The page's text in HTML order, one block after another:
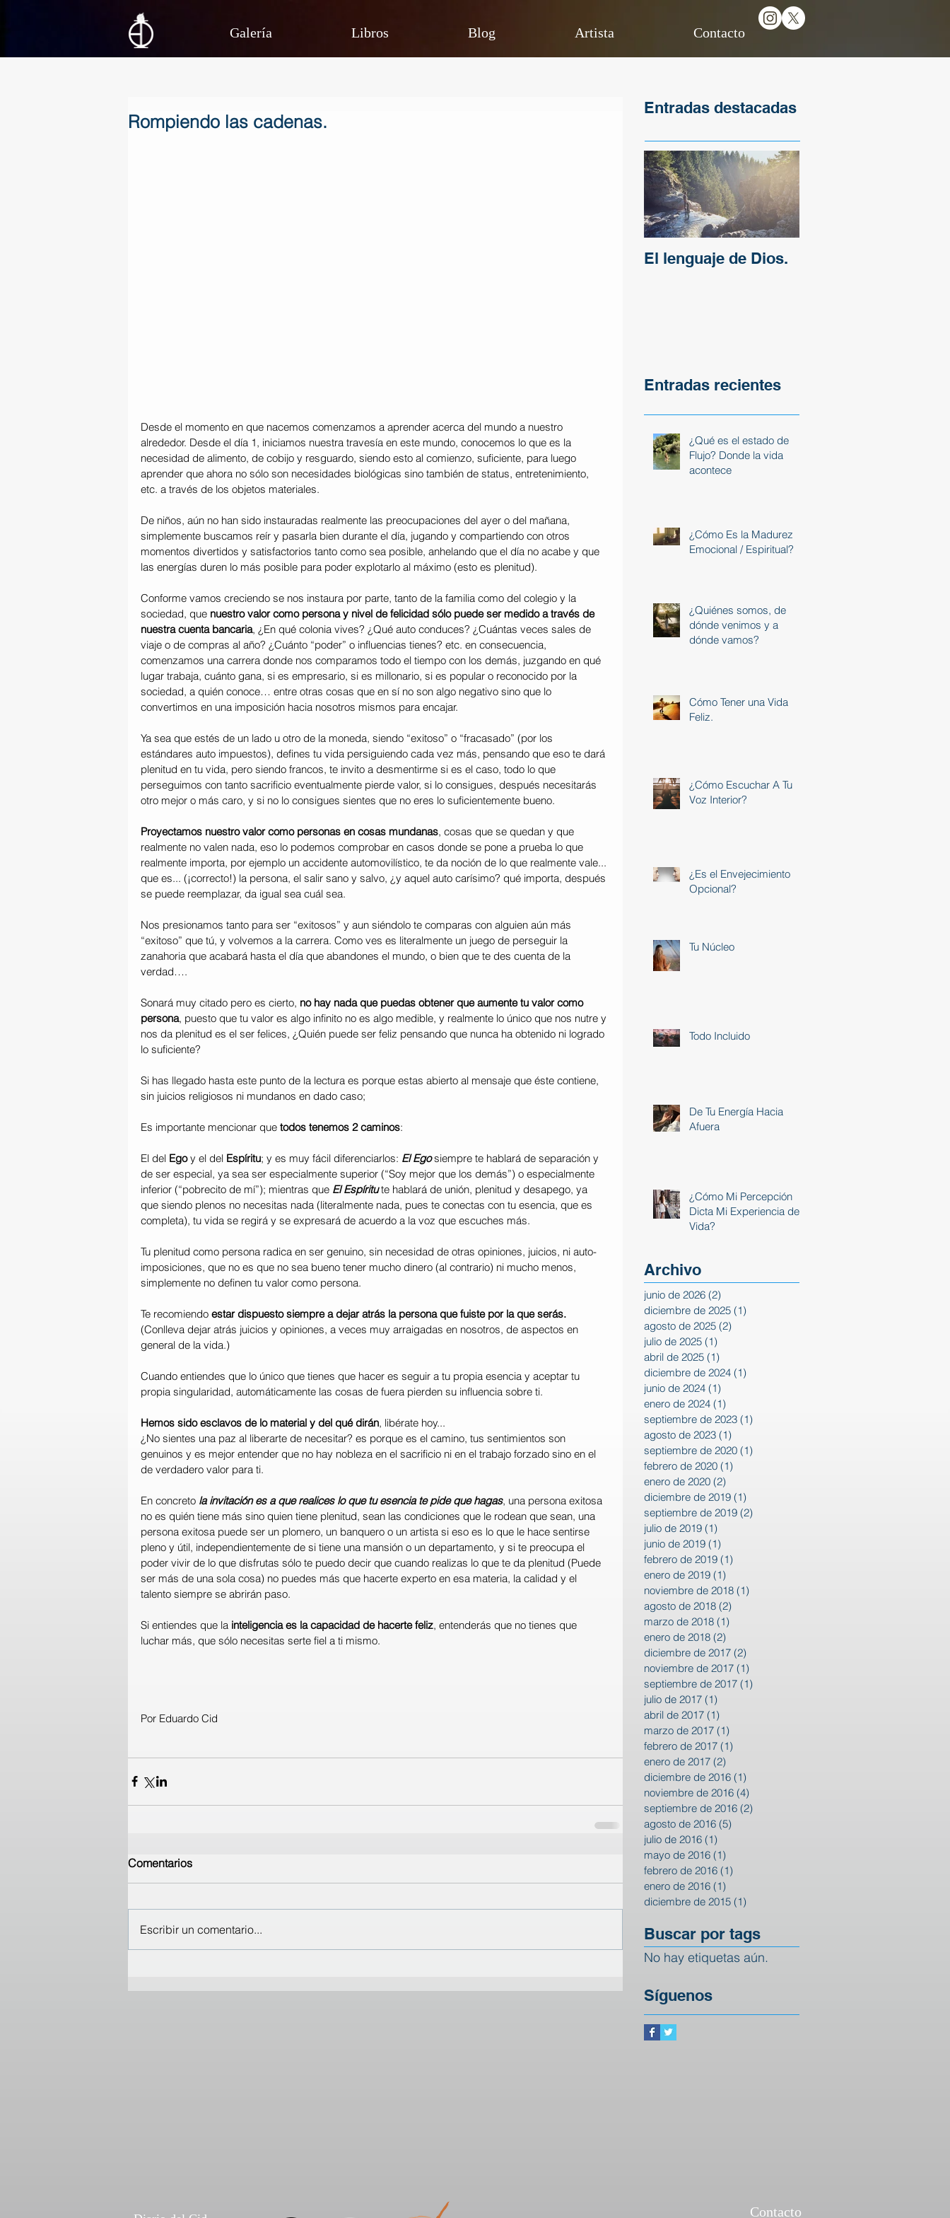
Galería Libros Blog Artista Contacto
Rompiendo las cadenas.
Desde el momento en que nacemos comenzamos a aprender acerca del mundo a nuestro
alrededor. Desde el día 1, iniciamos nuestra travesía en este mundo, conocemos lo que es la
necesidad de alimento, de cobijo y resguardo, siendo esto al comienzo, suficiente, para luego
aprender que ahora no sólo son necesidades biológicas sino también de status, entretenimiento,
etc. a través de los objetos materiales.
De niños, aún no han sido instauradas realmente las preocupaciones del ayer o del mañana,
simplemente buscamos reír y pasarla bien durante el día, jugando y compartiendo con otros
momentos divertidos y satisfactorios tanto como sea posible, anhelando que el día no acabe y que
las energías duren lo más posible para poder explotarlo al máximo (esto es plenitud).
Conforme vamos creciendo se nos instaura por parte, tanto de la familia como del colegio y la
sociedad, que nuestro valor como persona y nivel de felicidad sólo puede ser medido a través de
nuestra cuenta bancaria, ¿En qué colonia vives? ¿Qué auto conduces? ¿Cuántas veces sales de
viaje o de compras al año? ¿Cuánto “poder” o influencias tienes? etc. en consecuencia,
comenzamos una carrera donde nos comparamos todo el tiempo con los demás, juzgando en qué
lugar trabaja, cuánto gana, si es empresario, si es millonario, si es popular o reconocido por la
sociedad, a quién conoce… entre otras cosas que en sí no son algo negativo sino que lo
convertimos en una imposición hacia nosotros mismos para encajar.
Ya sea que estés de un lado u otro de la moneda, siendo “exitoso” o “fracasado” (por los
estándares auto impuestos), defines tu vida persiguiendo cada vez más, pensando que eso te dará
plenitud en tu vida, pero siendo francos, te invito a desmentirme si es el caso, todo lo que
perseguimos con tanto sacrificio eventualmente pierde valor, si lo consigues, después necesitarás
otro mejor o más caro, y si no lo consigues sientes que no eres lo suficientemente bueno.
Proyectamos nuestro valor como personas en cosas mundanas, cosas que se quedan y que
realmente no valen nada, eso lo podemos comprobar en casos donde se pone a prueba lo que
realmente importa, por ejemplo un accidente automovilístico, te da noción de lo que realmente vale...
que es... (¡correcto!) la persona, el salir sano y salvo, ¿y aquel auto carísimo? qué importa, después
se puede reemplazar, da igual sea cuál sea.
Nos presionamos tanto para ser “exitosos” y aun siéndolo te comparas con alguien aún más
“exitoso” que tú, y volvemos a la carrera. Como ves es literalmente un juego de perseguir la
zanahoria que acabará hasta el día que abandones el mundo, o bien que te des cuenta de la
verdad….
Sonará muy citado pero es cierto, no hay nada que puedas obtener que aumente tu valor como
persona, puesto que tu valor es algo infinito no es algo medible, y realmente lo único que nos nutre y
nos da plenitud es el ser felices, ¿Quién puede ser feliz pensando que nunca ha obtenido ni logrado
lo suficiente?
Si has llegado hasta este punto de la lectura es porque estas abierto al mensaje que éste contiene,
sin juicios religiosos ni mundanos en dado caso;
Es importante mencionar que todos tenemos 2 caminos:
El del Ego y el del Espíritu; y es muy fácil diferenciarlos: El Ego siempre te hablará de separación y
de ser especial, ya sea ser especialmente superior (“Soy mejor que los demás”) o especialmente
inferior (“pobrecito de mí”); mientras que El Espíritu te hablará de unión, plenitud y desapego, ya
que siendo plenos no necesitas nada (literalmente nada, pues te conectas con tu esencia, que es
completa), tu vida se regirá y se expresará de acuerdo a la voz que escuches más.
Tu plenitud como persona radica en ser genuino, sin necesidad de otras opiniones, juicios, ni auto-
imposiciones, que no es que no sea bueno tener mucho dinero (al contrario) ni mucho menos,
simplemente no definen tu valor como persona.
Te recomiendo estar dispuesto siempre a dejar atrás la persona que fuiste por la que serás.
(Conlleva dejar atrás juicios y opiniones, a veces muy arraigadas en nosotros, de aspectos en
general de la vida.)
Cuando entiendes que lo único que tienes que hacer es seguir a tu propia esencia y aceptar tu
propia singularidad, automáticamente las cosas de fuera pierden su influencia sobre ti.
Hemos sido esclavos de lo material y del qué dirán, libérate hoy...
¿No sientes una paz al liberarte de necesitar? es porque es el camino, tus sentimientos son
genuinos y es mejor entender que no hay nobleza en el sacrificio ni en el trabajo forzado sino en el
de verdadero valor para ti.
En concreto la invitación es a que realices lo que tu esencia te pide que hagas, una persona exitosa
no es quién tiene más sino quien tiene plenitud, sean las condiciones que le rodean que sean, una
persona exitosa puede ser un plomero, un banquero o un artista si eso es lo que le hace sentirse
pleno y útil, independientemente de si tiene una mansión o un departamento, y si te preocupa el
poder vivir de lo que disfrutas sólo te puedo decir que cuando realizas lo que te da plenitud (Puede
ser más de una sola cosa) no puedes más que hacerte experto en esa materia, la calidad y el
talento siempre se abrirán paso.
Si entiendes que la inteligencia es la capacidad de hacerte feliz, entenderás que no tienes que
luchar más, que sólo necesitas serte fiel a ti mismo.
Por Eduardo Cid
Comentarios
Escribir un comentario...
Entradas destacadas
El lenguaje de Dios.
Entradas recientes
¿Qué es el estado de
Flujo? Donde la vida
acontece
¿Cómo Es la Madurez
Emocional / Espiritual?
¿Quiénes somos, de
dónde venimos y a
dónde vamos?
Cómo Tener una Vida
Feliz.
¿Cómo Escuchar A Tu
Voz Interior?
¿Es el Envejecimiento
Opcional?
Tu Núcleo
Todo Incluido
De Tu Energía Hacia
Afuera
¿Cómo Mi Percepción
Dicta Mi Experiencia de
Vida?
Archivo
junio de 2026 (2)
diciembre de 2025 (1)
agosto de 2025 (2)
julio de 2025 (1)
abril de 2025 (1)
diciembre de 2024 (1)
junio de 2024 (1)
enero de 2024 (1)
septiembre de 2023 (1)
agosto de 2023 (1)
septiembre de 2020 (1)
febrero de 2020 (1)
enero de 2020 (2)
diciembre de 2019 (1)
septiembre de 2019 (2)
julio de 2019 (1)
junio de 2019 (1)
febrero de 2019 (1)
enero de 2019 (1)
noviembre de 2018 (1)
agosto de 2018 (2)
marzo de 2018 (1)
enero de 2018 (2)
diciembre de 2017 (2)
noviembre de 2017 (1)
septiembre de 2017 (1)
julio de 2017 (1)
abril de 2017 (1)
marzo de 2017 (1)
febrero de 2017 (1)
enero de 2017 (2)
diciembre de 2016 (1)
noviembre de 2016 (4)
septiembre de 2016 (2)
agosto de 2016 (5)
julio de 2016 (1)
mayo de 2016 (1)
febrero de 2016 (1)
enero de 2016 (1)
diciembre de 2015 (1)
Buscar por tags
No hay etiquetas aún.
Síguenos
Contacto